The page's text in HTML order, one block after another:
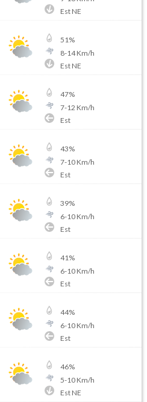
Est NE
51%
8-14Km/h
Est NE
47%
7-12 Km/h
Est
43%
7-10Km/h
Est
39%
6-10Km/h
Est
41%
6-10Km/h
Est
44%
6-10Km/h
Est
46%
5-10Km/h
Est NE